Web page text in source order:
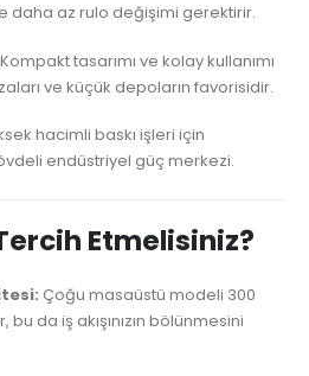
daha az rulo değişimi gerektirir.
Kompakt tasarımı ve kolay kullanımı
ve küçük depoların favorisidir.
hacimli baskı işleri için
endüstriyel güç merkezi.
Etmelisiniz?
Çoğu masaüstü modeli 300
da iş akışınızın bölünmesini